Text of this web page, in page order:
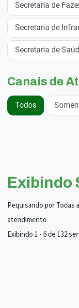
Secretaria de
Secretaria de
Secretaria de
Canais de
Todos
Exibindo
Pequisando por Todas
atendimento
Exibindo 1 - 6 de 132